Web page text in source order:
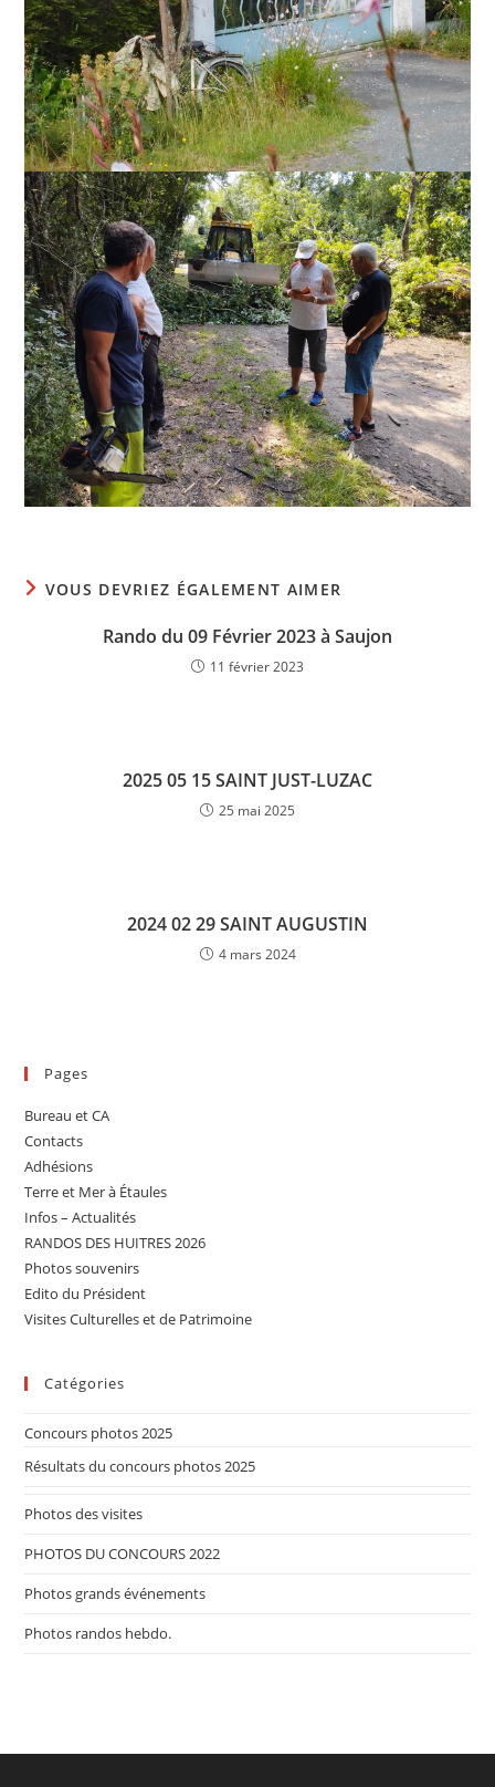
VOUS DEVRIEZ ÉGALEMENT AIMER
Rando du 09 Février 2023 à Saujon
11 février 2023
2025 05 15 SAINT JUST-LUZAC
25 mai 2025
2024 02 29 SAINT AUGUSTIN
4 mars 2024
Pages
Bureau et CA
Contacts
Adhésions
Terre et Mer à Étaules
Infos – Actualités
RANDOS DES HUITRES 2026
Photos souvenirs
Edito du Président
Visites Culturelles et de Patrimoine
Catégories
Concours photos 2025
Résultats du concours photos 2025
Photos des visites
PHOTOS DU CONCOURS 2022
Photos grands événements
Photos randos hebdo.